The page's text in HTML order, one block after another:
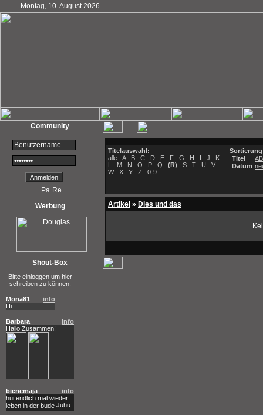
Montag, 10. August 2026
Community
Werbung
Shout-Box
Bitte einloggen um hier
schreiben zu können.
Mona81
info
Hi
Barbara
info
Hallo Zusammen!
bienemaja
info
hui endlich mal wieder
leben in der bude
Titelauswahl:
alle
A B C D E F G H I J
K
L
M N O P Q (R) S T U
V
W
X Y Z 0-9
Titel
Datum
Artikel » Dies und das